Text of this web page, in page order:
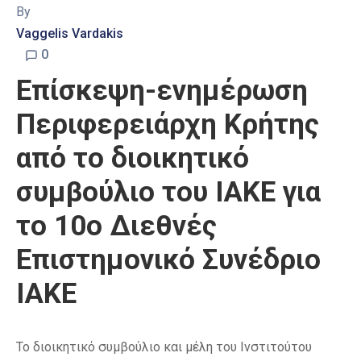
By
Vaggelis Vardakis
0
Επίσκεψη-ενημέρωση
Περιφερειάρχη Κρήτης
από το διοικητικό
συμβούλιο του ΙΑΚΕ για
το 10ο Διεθνές
Επιστημονικό Συνέδριο
ΙΑΚΕ
Το διοικητικό συμβούλιο και μέλη του Ινστιτούτου